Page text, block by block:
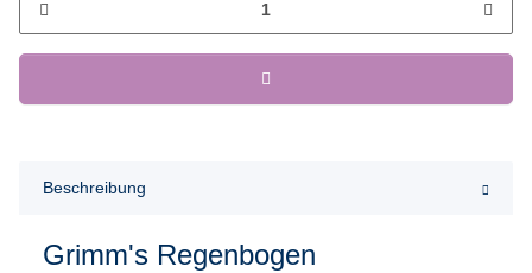
Beschreibung
Grimm's Regenbogen